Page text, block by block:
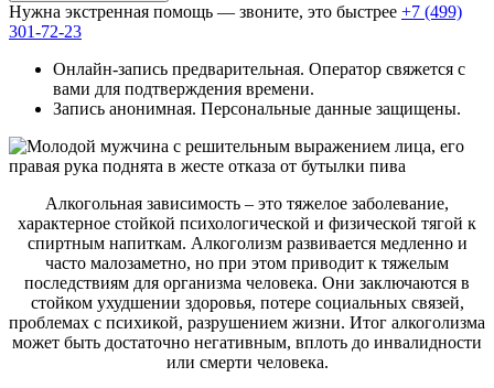
Нужна экстренная помощь — звоните, это быстрее +7 (499)
301-72-23
Онлайн-запись предварительная. Оператор свяжется с
вами для подтверждения времени.
Запись анонимная. Персональные данные защищены.
Алкогольная зависимость – это тяжелое заболевание,
характерное стойкой психологической и физической тягой к
спиртным напиткам. Алкоголизм развивается медленно и
часто малозаметно, но при этом приводит к тяжелым
последствиям для организма человека. Они заключаются в
стойком ухудшении здоровья, потере социальных связей,
проблемах с психикой, разрушением жизни. Итог алкоголизма
может быть достаточно негативным, вплоть до инвалидности
или смерти человека.